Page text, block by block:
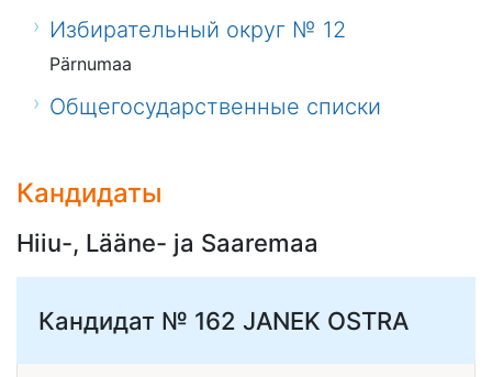
Избирательный округ № 12
Pärnumaa
Общегосударственные списки
Кандидаты
Hiiu-, Lääne- ja Saaremaa
Кандидат № 162 JANEK OSTRA